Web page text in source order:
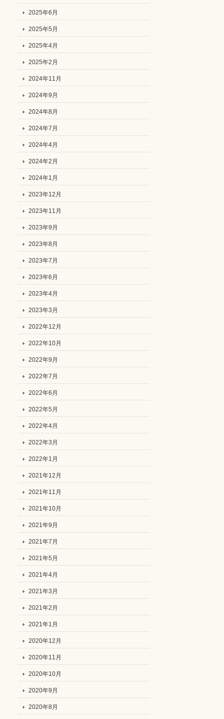
2025年6月
2025年5月
2025年4月
2025年2月
2024年11月
2024年9月
2024年8月
2024年7月
2024年4月
2024年2月
2024年1月
2023年12月
2023年11月
2023年9月
2023年8月
2023年7月
2023年6月
2023年4月
2023年3月
2022年12月
2022年10月
2022年9月
2022年7月
2022年6月
2022年5月
2022年4月
2022年3月
2022年1月
2021年12月
2021年11月
2021年10月
2021年9月
2021年7月
2021年5月
2021年4月
2021年3月
2021年2月
2021年1月
2020年12月
2020年11月
2020年10月
2020年9月
2020年8月